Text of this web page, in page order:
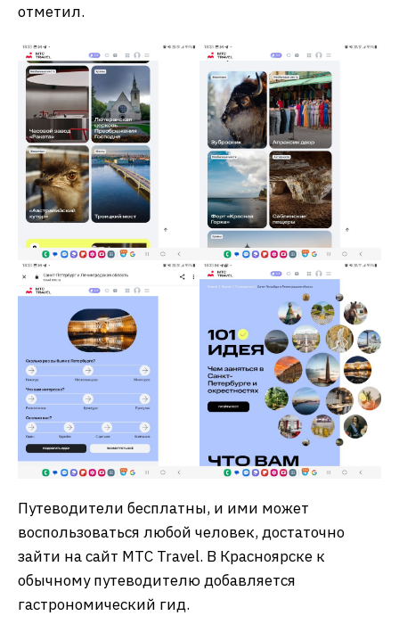
отметил.
Путеводители бесплатны, и ими может
воспользоваться любой человек, достаточно
зайти на сайт МТС Travel. В Красноярске к
обычному путеводителю добавляется
гастрономический гид.